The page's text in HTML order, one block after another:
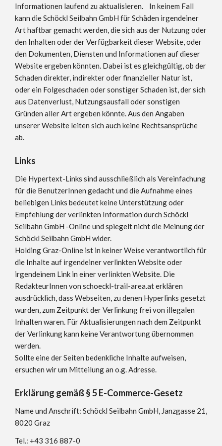
Informationen laufend zu aktualisieren. In keinem Fall
kann die Schöckl Seilbahn GmbH für Schäden irgendeiner
Art haftbar gemacht werden, die sich aus der Nutzung oder
den Inhalten oder der Verfügbarkeit dieser Website, oder
den Dokumenten, Diensten und Informationen auf dieser
Website ergeben könnten. Dabei ist es gleichgültig, ob der
Schaden direkter, indirekter oder finanzieller Natur ist,
oder ein Folgeschaden oder sonstiger Schaden ist, der sich
aus Datenverlust, Nutzungsausfall oder sonstigen
Gründen aller Art ergeben könnte. Aus den Angaben
unserer Website leiten sich auch keine Rechtsansprüche
ab.
Links
Die Hypertext-Links sind ausschließlich als Vereinfachung
für die BenutzerInnen gedacht und die Aufnahme eines
beliebigen Links bedeutet keine Unterstützung oder
Empfehlung der verlinkten Information durch Schöckl
Seilbahn GmbH -Online und spiegelt nicht die Meinung der
Schöckl Seilbahn GmbH wider.
Holding Graz-Online ist in keiner Weise verantwortlich für
die Inhalte auf irgendeiner verlinkten Website oder
irgendeinem Link in einer verlinkten Website. Die
RedakteurInnen von schoeckl-trail-area.at erklären
ausdrücklich, dass Webseiten, zu denen Hyperlinks gesetzt
wurden, zum Zeitpunkt der Verlinkung frei von illegalen
Inhalten waren. Für Aktualisierungen nach dem Zeitpunkt
der Verlinkung kann keine Verantwortung übernommen
werden.
Sollte eine der Seiten bedenkliche Inhalte aufweisen,
ersuchen wir um Mitteilung an o.g. Adresse.
Erklärung gemäß § 5 E-Commerce-Gesetz
Name und Anschrift: Schöckl Seilbahn GmbH, Janzgasse 21,
8020 Graz
Tel.: +43 316 887-0